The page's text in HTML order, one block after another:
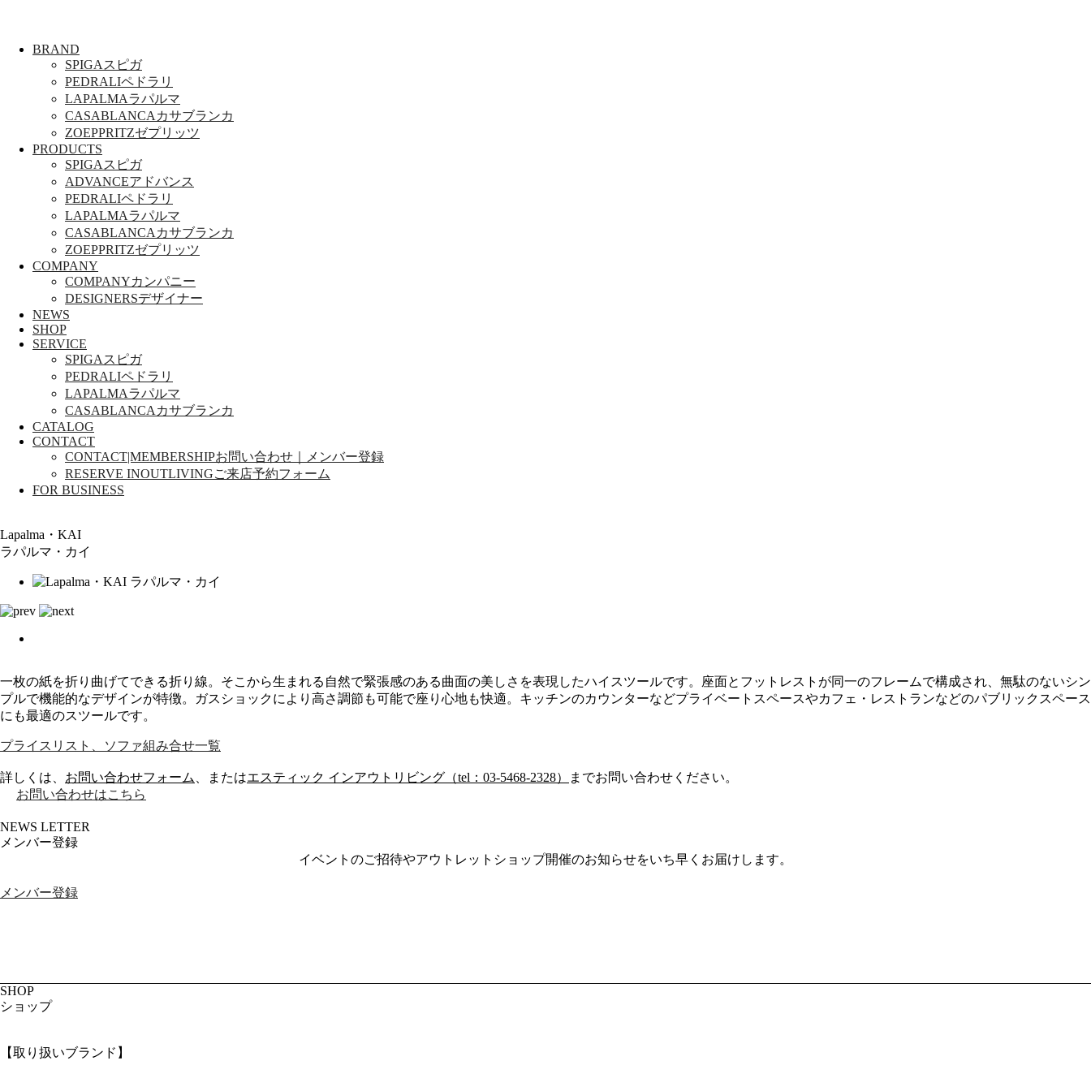
BRAND
SPIGA スピガ
PEDRALIペドラリ
LAPALMAラパルマ
CASABLANCA カサブランカ
ZOEPPRITZゼプリッツ
PRODUCTS
SPIGA スピガ
ADVANCEアドバンス
PEDRALIペドラリ
LAPALMAラパルマ
CASABLANCA カサブランカ
ZOEPPRITZゼプリッツ
COMPANY
COMPANYカンパニー
DESIGNERSデザイナー
NEWS
SHOP
SERVICE
SPIGA スピガ
PEDRALIペドラリ
LAPALMAラパルマ
CASABLANCA カサブランカ
CATALOG
CONTACT
CONTACT|MEMBERSHIPお問い合わせ｜メンバー登録
RESERVE INOUTLIVINGご来店予約フォーム
FOR BUSINESS
Lapalma・KAI
ラパルマ・カイ
一枚の紙を折り曲げてできる折り線。そこから生まれる自然で緊張感のある曲面の美しさを表現したハイスツールです。座面とフットレストが同一のフレームで構成され、無駄のないシン
プルで機能的なデザインが特徴。ガスショックにより高さ調節も可能で座り心地も快適。キッチンのカウンターなどプライベートスペースやカフェ・レストランなどのパブリックスペース
にも最適のスツールです。
プライスリスト、ソファ組み合せ一覧
詳しくは、 お問い合わせフォーム 、またはエスティック インアウトリビング（tel：03-5468-2328）
までお問い合わせください。
お問い合わせはこちら
NEWS LETTER
メンバー登録
イベントのご招待やアウトレットショップ開催のお知らせをいち早くお届けします。
メンバー登録
SHOP
ショップ
【取り扱いブランド】